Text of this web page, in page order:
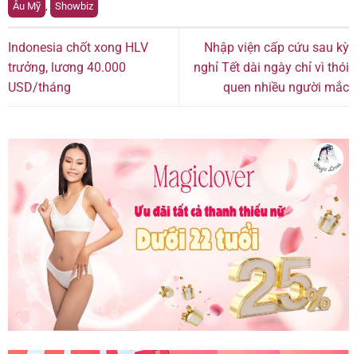
Âu Mỹ , Showbiz
Indonesia chốt xong HLV
trưởng, lương 40.000
USD/tháng
Nhập viện cấp cứu sau kỳ
nghỉ Tết dài ngày chỉ vì thói
quen nhiều người mắc